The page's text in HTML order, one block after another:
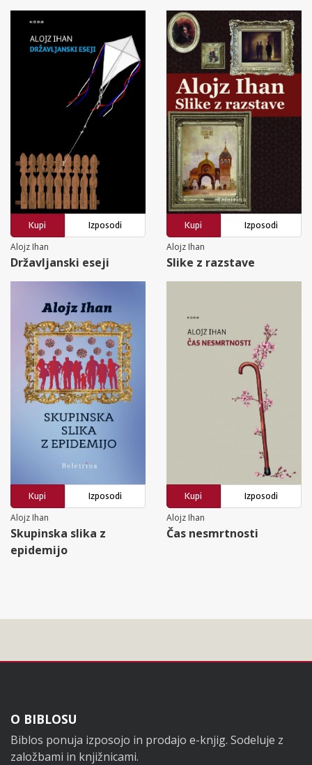
Kupi
Izposodi
Alojz Ihan
Državljanski eseji
Kupi
Izposodi
Alojz Ihan
Slike z razstave
Kupi
Izposodi
Alojz Ihan
Skupinska slika z
epidemijo
Kupi
Izposodi
Alojz Ihan
Čas nesmrtnosti
Noga
O BIBLOSU
Biblos ponuja izposojo in prodajo e-knjig. Sodeluje z
založbami in knjižnicami.